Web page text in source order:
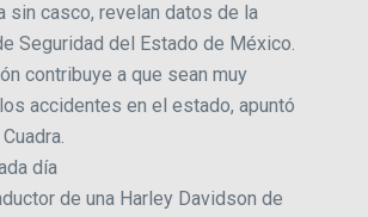
sin casco, revelan datos de la
Seguridad del Estado de México.
contribuye a que sean muy
accidentes en el estado, apuntó
día
de una Harley Davidson de